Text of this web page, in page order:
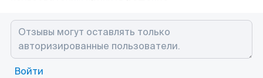
Войти